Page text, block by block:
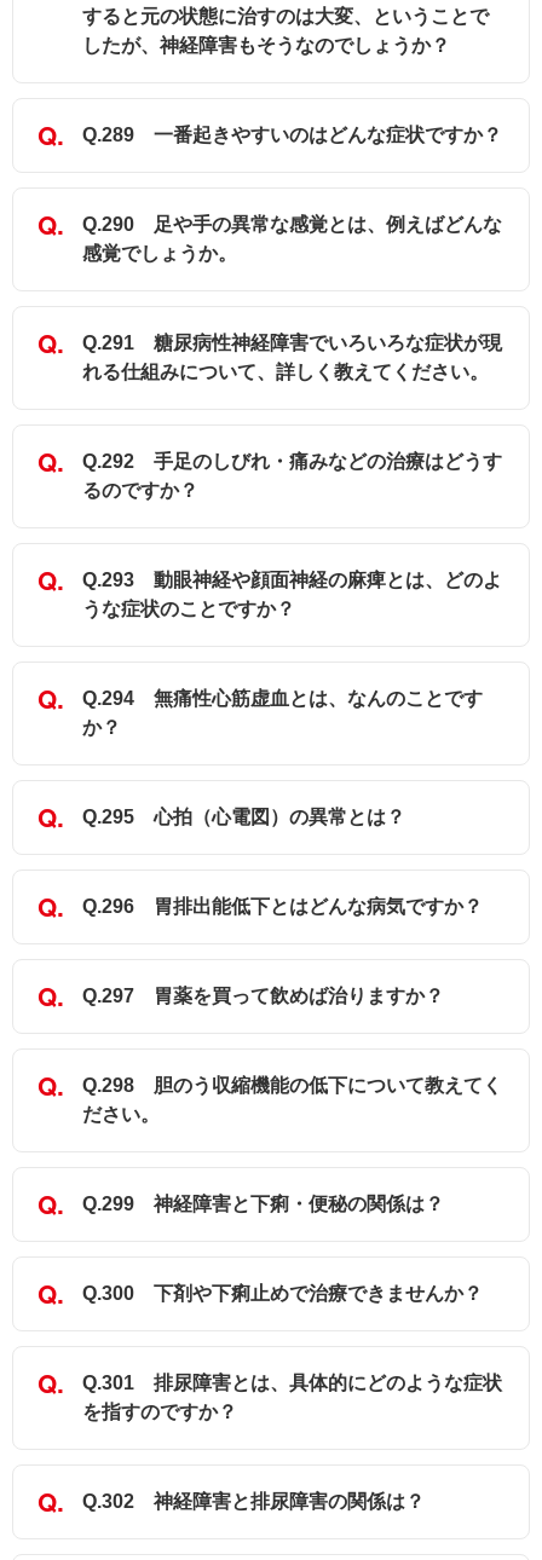
すると元の状態に治すのは大変、ということで
したが、神経障害もそうなのでしょうか？
Q.289 一番起きやすいのはどんな症状ですか？
Q.290 足や手の異常な感覚とは、例えばどんな
感覚でしょうか。
Q.291 糖尿病性神経障害でいろいろな症状が現
れる仕組みについて、詳しく教えてください。
Q.292 手足のしびれ・痛みなどの治療はどうす
るのですか？
Q.293 動眼神経や顔面神経の麻痺とは、どのよ
うな症状のことですか？
Q.294 無痛性心筋虚血とは、なんのことです
か？
Q.295 心拍（心電図）の異常とは？
Q.296 胃排出能低下とはどんな病気ですか？
Q.297 胃薬を買って飲めば治りますか？
Q.298 胆のう収縮機能の低下について教えてく
ださい。
Q.299 神経障害と下痢・便秘の関係は？
Q.300 下剤や下痢止めで治療できませんか？
Q.301 排尿障害とは、具体的にどのような症状
を指すのですか？
Q.302 神経障害と排尿障害の関係は？